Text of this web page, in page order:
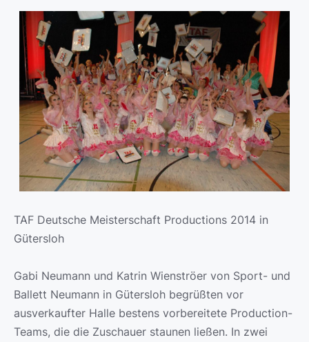
TAF Deutsche Meisterschaft Productions 2014 in
Gütersloh
Gabi Neumann und Katrin Wienströer von Sport- und
Ballett Neumann in Gütersloh begrüßten vor
ausverkaufter Halle bestens vorbereitete Production-
Teams, die die Zuschauer staunen ließen. In zwei